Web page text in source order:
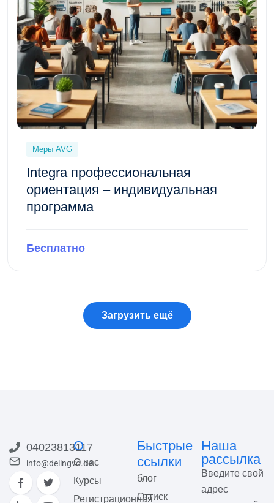
Меры AVG
Integra профессиональная
ориентация – индивидуальная
программа
Бесплатно
04023813117
info@delingvo.de
О
О нас
Курсы
Регистрационная
Быстрые
ссылки
блог
Оттиск
Наша
рассылка
Введите свой
адрес